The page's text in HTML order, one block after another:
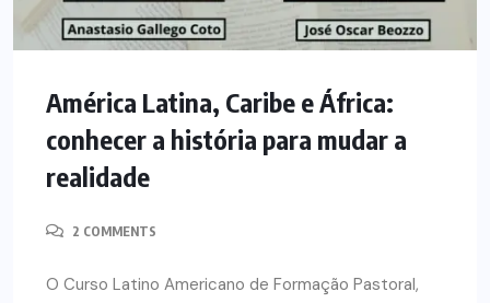
América Latina, Caribe e África:
conhecer a história para mudar a
realidade
2 COMMENTS
O Curso Latino Americano de Formação Pastoral,